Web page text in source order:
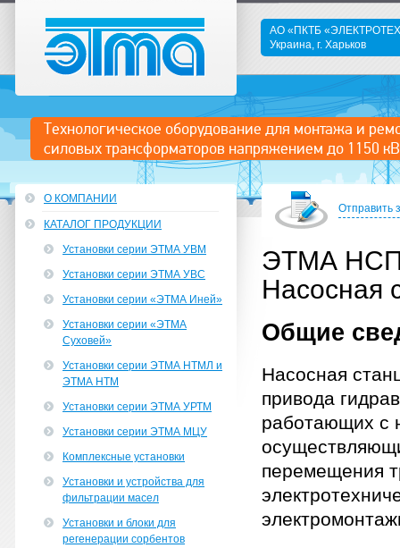
Технологическое оборудование для монтажа и
силовых трансформаторов напряжением до 1150 кВ
АО «ПКТБ
Украина, г. Харьков
Отправить
ЭТМА НСП
Насосная
Общие
Насосная
привода
работающих с
перемещения
О КОМПАНИИ
КАТАЛОГ ПРОДУКЦИИ
Установки серии ЭТМА УВМ
Установки серии ЭТМА УВС
Установки серии «ЭТМА Иней»
Установки серии «ЭТМА
Суховей»
Установки серии ЭТМА НТМЛ и
ЭТМА НТМ
Установки серии ЭТМА УРТМ
Установки серии ЭТМА МЦУ
Комплексные установки
Установки и устройства для
фильтрации масел
Установки и блоки для
регенерации сорбентов